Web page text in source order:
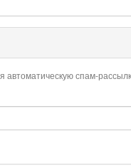
автоматическую спам-